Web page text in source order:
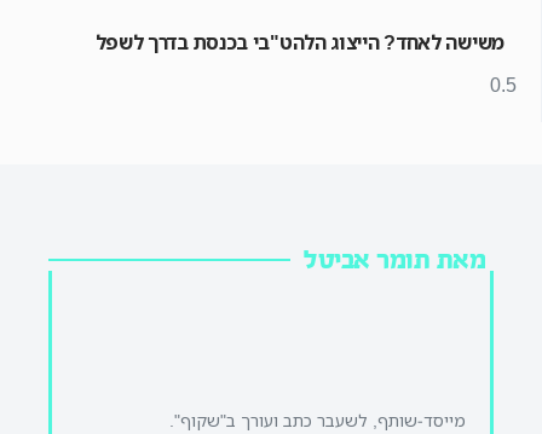
משישה לאחד? הייצוג הלהט"בי בכנסת בדרך לשפל
מאת תומר אביטל
מייסד-שותף, לשעבר כתב ועורך ב"שקוף".